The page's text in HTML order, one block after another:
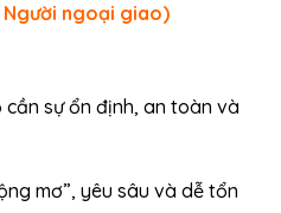
Người ngoại giao)
sự ổn định, an toàn và
mơ”, yêu sâu và dễ tổn